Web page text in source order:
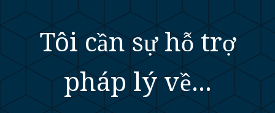
Tôi cần sự hỗ trợ
pháp lý về...